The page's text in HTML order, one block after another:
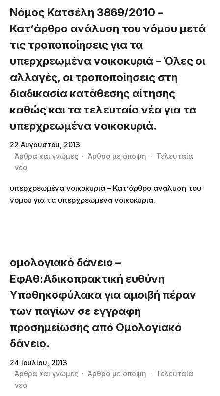
Νόμος Κατσέλη 3869/2010 –
Κατ’άρθρο ανάλυση του νόμου μετά
τις τροποποίησεις για τα
υπερχρεωμένα νοικοκυριά – Όλες οι
αλλαγές, οι τροποποίησεις στη
διαδικασία κατάθεσης αίτησης
καθώς και τα τελευταία νέα για τα
υπερχρεωμένα νοικοκυριά.
22 Αυγούστου, 2013
Άρθρα και γνώμες · Άρθρα με άποψη · Τελευταία
νέα
υπερχρεωμένα νοικοκυριά – Κατ’άρθρο ανάλυση του
νόμου για τα υπερχρεωμένα νοικοκυριά.
ομολογιακό δάνειο –
ΕφΑθ:Αδικοπρακτική ευθύνη
Υποθηκοφύλακα για αμοιβή πέραν
των παγίων σε εγγραφή
προσημείωσης από Ομολογιακό
δάνειο.
24 Ιουλίου, 2013
Άρθρα και γνώμες · Άρθρα με άποψη · Τελευταία
νέα